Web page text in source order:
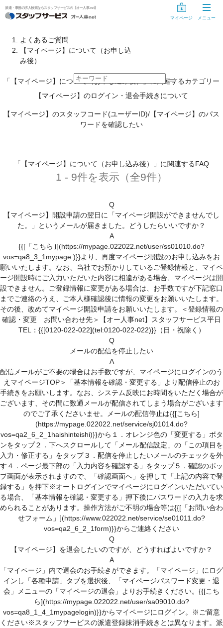
派遣・事務の求人検索ならスタッフサービスの【オー人事.net】
マイページ メニュー
お仕事を探す
気になるリスト
スタッフサービスに登録する
情報入力の開始・再開
登録手続き用ID・パスワードを忘れた方、変更する方へ
登録がお済みの方
マイページはこちら
ユーザーID・パスワードを忘れた方へ
登録スタッフ限定！マイページとは？
お役立ち情報
わたしらしく働くヒントが見つかるコラム
スタッフサービスについて
スタッフサービスの安心サポート
福利厚生
(有給休暇、定期健診、保険)
スキルアップサポート
各種相談窓口
(キャリア、メンタル、お仕事中、ハラスメントの悩み)
紹介予定派遣について
人材派遣について
よくあるご質問
【マイページ】について（お申し込
み後）
「【マイページ】について（お申し込み後）」に関連するカテゴリー
【マイページ】のログイン・退会手続きについて
【マイページ】のスタッフコード(ユーザーID)/【マイページ】のパス
ワードを確認したい
「【マイページ】について（お申し込み後）」に関連するFAQ
1 - 9件を表示（全9件）
Q
【マイページ】開設申請の翌日に「マイページ開設ができませんでし
た。」というメールが届きました。どうしたらいいですか？
A
{{[「こちら｣](https://mypage.022022.net/user/ss01010.do?
vos=qa8_3_1mypage )}}より、再度マイページ開設のお申し込みをお
願いいたします。なお、当社でお預かりしているご登録情報と、マイペ
ージ開設時にご入力いただいた内容に相違がある場合、マイページは開
設できません。ご登録情報に変更がある場合は、お手数ですが下記窓口
までご連絡のうえ、ご本人様確認後に情報の変更をお願いいたします。
その後、改めてマイページ開設申請をお願いいたします。＜登録情報の
確認・変更 お問い合わせ先＞【オー人事net】スタッフサービス平日
TEL：{{[0120-022-022](tel:0120-022-022)}}（日・祝除く）
Q
メールの配信を停止したい
A
配信メールがご不要の場合はお手数ですが、マイページにログインのう
えマイページTOP＞「基本情報を確認・変更する」より配信停止のお
手続きをお願いします。なお、システム反映にお時間をいただく場合が
ございます、その間に数通メールが配信されてしまう場合がございます
のでご了承くださいませ。メールの配信停止は{{[こちら]
(https://mypage.022022.net/service/sj01014.do?
vos=qa2_6_2_1haishinteishi)}}から１．オレンジ色の「変更する」ボタ
ンをタップ２．下へスクロールして「メール配信設定」の「この項目を
入力・修正する」をタップ３．配信を停止したいメールのチェックを外
す４．ページ最下部の「入力内容を確認する」をタップ５．確認のポッ
プ画面が表示されますので、「確認画面へ」を押して「上記の内容で登
録する」を押下※オートログインでマイページにログインいただいてい
る場合、「基本情報を確認・変更する」押下後にパスワードの入力を求
められることがあります。操作方法がご不明の場合等は{{[「お問い合わ
せフォーム」](https://www.022022.net/service/se01011.do?
vos=qa2_6_2_1form)}}からご連絡ください
Q
【マイページ】を退会したいのですが、どうすればよいですか？
A
「マイページ」内で退会のお手続きができます。「マイページ」にログ
インし「各種申請」タブを選択後、「マイページパスワード変更・退
会」メニューの「マイページの退会」よりお手続きください。{{[こち
ら](https://mypage.022022.net/user/sa09010.do?
vos=qa8_1_4_1mypagelogin)}}からマイページにログイン。※ご留意
ください※スタッフサービスの派遣登録抹消手続きとは異なります。派